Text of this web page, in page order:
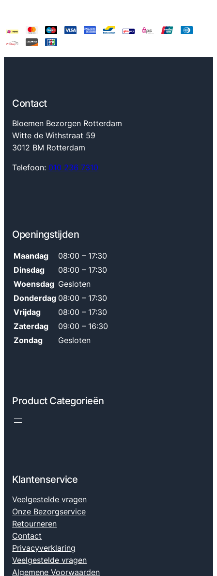
Contact
Bloemen Bezorgen Rotterdam
Witte de Withstraat 59
3012 BM Rotterdam
Telefoon: 010 236 7310
Openingstijden
Maandag
08:00 – 17:30
Dinsdag
08:00 – 17:30
Woensdag Gesloten
Donderdag 08:00 – 17:30
Vrijdag
08:00 – 17:30
Zaterdag
09:00 – 16:30
Zondag
Gesloten
Product Categorieën
Klantenservice
Veelgestelde vragen
Onze Bezorgservice
Retourneren
Contact
Privacyverklaring
Veelgestelde vragen
Algemene Voorwaarden